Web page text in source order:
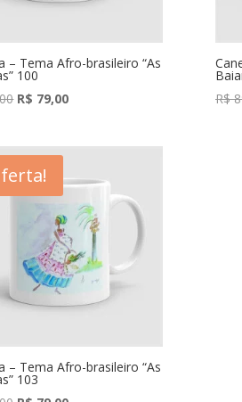
– Tema Afro-brasileiro “As
100
O
era:
R$ 89,00.
R$ 79,00O
R$ 79,00.
R$
– Tema Afro-brasileiro “As
103